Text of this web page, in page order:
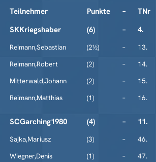
Teilnehmer Punkte –
TNr
SKKriegshaber (6) – 4.
Reimann,Sebastian (2½) –
13.
Reimann,Robert (2) –
14.
Mitterwald,Johann (2) –
15.
Reimann,Matthias (1) – 16.
SCGarching1980 (4) – 11.
Sajka,Mariusz (3) –
46.
Wiegner,Denis (1) –
47.